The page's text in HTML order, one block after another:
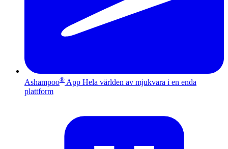
Ashampoo® App Hela världen av mjukvara i en enda
plattform